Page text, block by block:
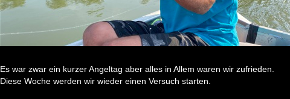
Es war zwar ein kurzer Angeltag aber alles in Allem waren wir zufrieden.
Diese Woche werden wir wieder einen Versuch starten.